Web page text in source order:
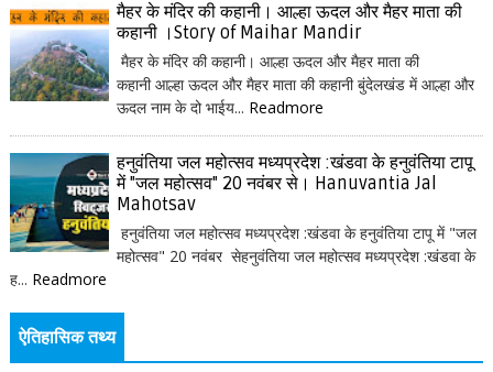
मैहर के मंदिर की कहानी। आल्हा ऊदल और मैहर माता की
कहानी ।Story of Maihar Mandir
मैहर के मंदिर की कहानी। आल्हा ऊदल और मैहर माता की
कहानी आल्हा ऊदल और मैहर माता की कहानी बुंदेलखंड में आल्हा और
ऊदल नाम के दो भाईय... Readmore
हनुवंतिया जल महोत्सव मध्यप्रदेश :खंडवा के हनुवंतिया टापू
में "जल महोत्सव" 20 नवंबर से। Hanuvantia Jal
Mahotsav
हनुवंतिया जल महोत्सव मध्यप्रदेश :खंडवा के हनुवंतिया टापू में "जल
महोत्सव" 20 नवंबर सेहनुवंतिया जल महोत्सव मध्यप्रदेश :खंडवा के
ह... Readmore
ऐतिहासिक तथ्य